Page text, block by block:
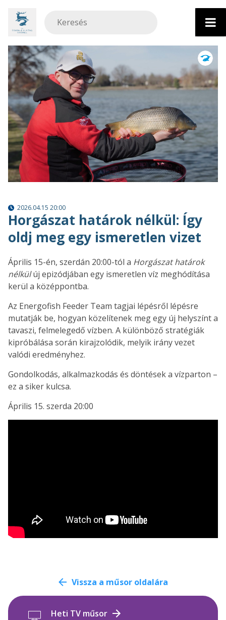
tartalomhoz
2026.04.15 20:00
Horgászat határok nélkül: Így
oldj meg egy ismeretlen vizet
Április 15-én, szerdán 20:00-tól a Horgászat határok
nélkülúj epizódjában egy ismeretlen víz meghódítása
kerül a középpontba.
Az Energofish Feeder Team tagjai lépésről lépésre
mutatják be, hogyan közelítenek meg egy új helyszínt a
tavaszi, felmelegedő vízben. A különböző stratégiák
kipróbálása során kirajzolódik, melyik irány vezet
valódi eredményhez.
Gondolkodás, alkalmazkodás és döntések a vízparton –
ez a siker kulcsa.
Április 15. szerda 20:00
Vissza a műsor oldalára
Heti TV műsor